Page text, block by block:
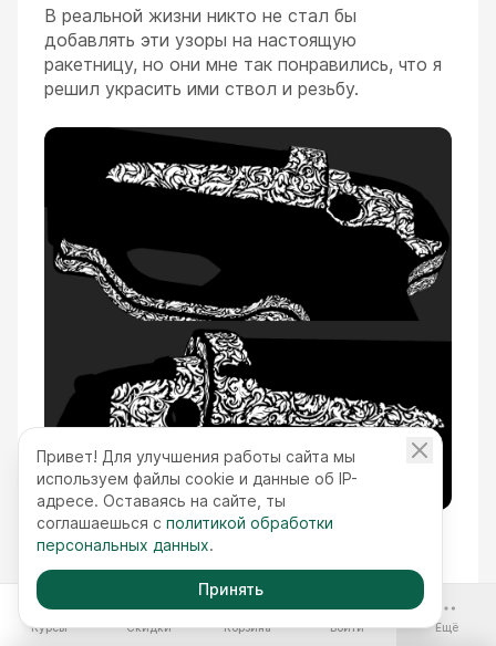
В реальной жизни никто не стал бы
добавлять эти узоры на настоящую
ракетницу, но они мне так понравились, что я
решил украсить ими ствол и резьбу.
Курсы Скидки Корзина Войти Ещё
Привет! Для улучшения работы сайта мы
используем файлы cookie и данные об IP-
адресе. Оставаясь на сайте, ты
соглашаешься с политикой обработки
персональных данных.
Принять